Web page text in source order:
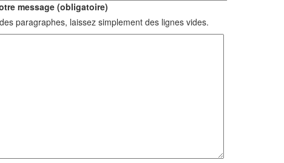
message (obligatoire)
paragraphes, laissez simplement des lignes vides.